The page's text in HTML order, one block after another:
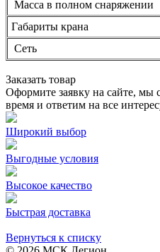
Масса в полном снаряжении
Габариты крана
Сеть
Заказать товар
Оформите заявку на сайте, мы
время и ответим на все
Широкий выбор
Выгодные условия
Высокое качество
Быстрая доставка
Вернуться к списку